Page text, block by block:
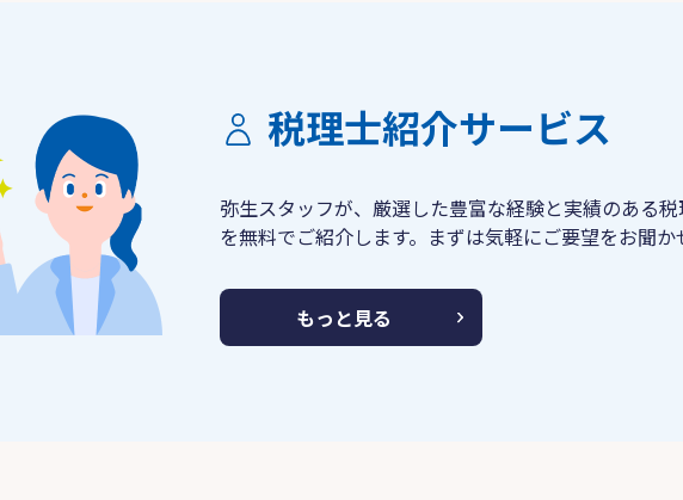
税理士紹介サービス
弥生スタッフが、厳選した豊富な経験と実績のある
を無料でご紹介します。まずは気軽にご要望をお聞か
もっと見る